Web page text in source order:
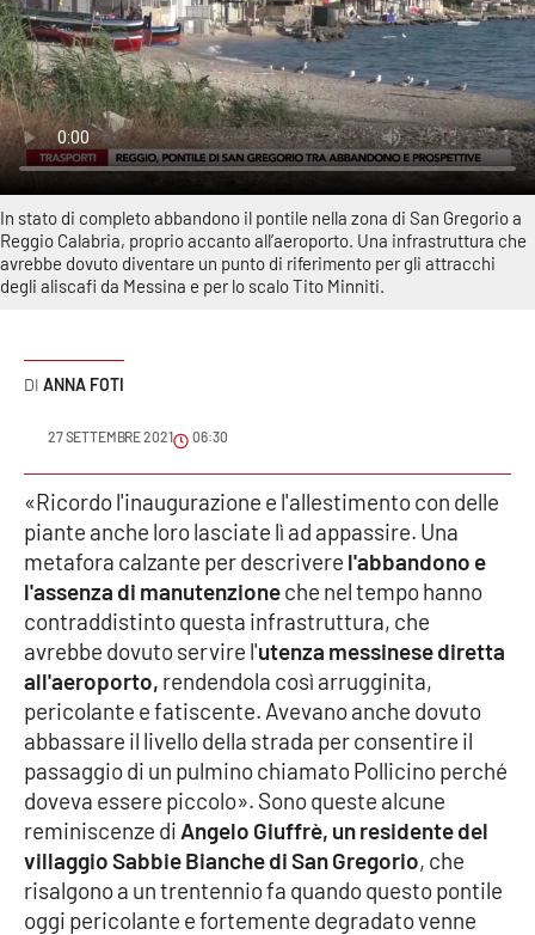
Economia e lavoro
Italia Mondo
Sanità
Sport
Cultura
Meteo
Editoriali
VIDEO
Ambiente
Cronaca
Cultura
Economia e Lavoro
Politica
Sanità
In stato di completo abbandono il pontile nella zona di San Gregorio a
Reggio Calabria, proprio accanto all’aeroporto. Una infrastruttura che
avrebbe dovuto diventare un punto di riferimento per gli attracchi
degli aliscafi da Messina e per lo scalo Tito Minniti.
ANNA FOTI
27 SETTEMBRE 2021 06:30
«Ricordo l'inaugurazione e l'allestimento con delle
piante anche loro lasciate lì ad appassire. Una
metafora calzante per descrivere l'abbandono e
l'assenza di manutenzioneche nel tempo hanno
contraddistinto questa infrastruttura, che
avrebbe dovuto servire l'utenza messinese diretta
all'aeroporto, rendendola così arrugginita,
pericolante e fatiscente. Avevano anche dovuto
abbassare il livello della strada per consentire il
passaggio di un pulmino chiamato Pollicino perché
doveva essere piccolo». Sono queste alcune
reminiscenze di Angelo Giuffrè, un residente del
villaggio Sabbie Bianche di San Gregorio, che
risalgono a un trentennio fa quando questo pontile
oggi pericolante e fortemente degradato venne